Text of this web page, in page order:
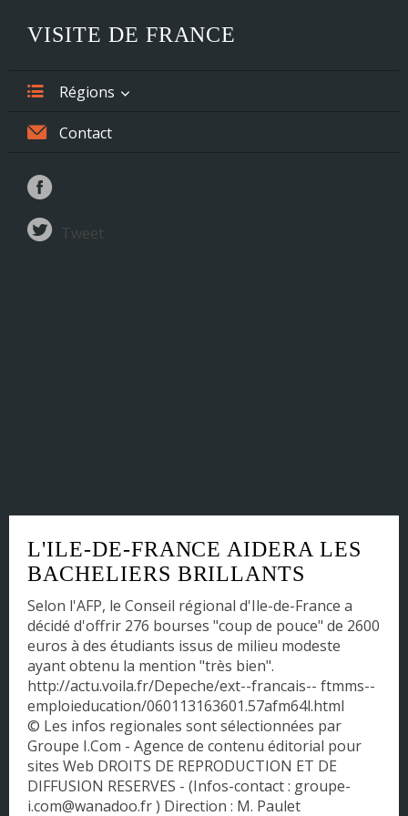
VISITE DE FRANCE
Régions
Alsace
Aquitaine
Basse-Normandie
Franche Comté
Haute Normandie
Ile-de-France
Languedoc-Roussillon
Limousin
Lorraine
Midi-Pyrénées
Nord Pas de Calais
Contact
Tweet
L'ILE-DE-FRANCE AIDERA LES
BACHELIERS BRILLANTS
Selon l'AFP, le Conseil régional d'Ile-de-France a
décidé d'offrir 276 bourses "coup de pouce" de 2600
euros à des étudiants issus de milieu modeste
ayant obtenu la mention "très bien".
http://actu.voila.fr/Depeche/ext--francais-- ftmms--
emploieducation/060113163601.57afm64l.html
© Les infos regionales sont sélectionnées par
Groupe I.Com - Agence de contenu éditorial pour
sites Web DROITS DE REPRODUCTION ET DE
DIFFUSION RESERVES - (Infos-contact : groupe-
i.com@wanadoo.fr ) Direction : M. Paulet